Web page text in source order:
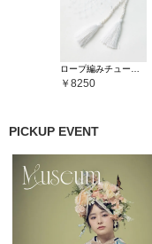
8250
PICKUP EVENT